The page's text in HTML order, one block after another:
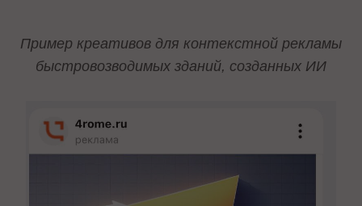
Пример креативов для контекстной рекламы
быстровозводимых зданий, созданных ИИ